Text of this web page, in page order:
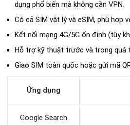
dụng phổ biến mà không cần VPN.
Có cả SIM vật lý và eSIM, phù hợp
Kết nối mạng 4G/5G ổn định (tùy
Hỗ trợ kỹ thuật trước và trong quá
Giao SIM toàn quốc hoặc gửi mã
Ứng dụng
Google Search